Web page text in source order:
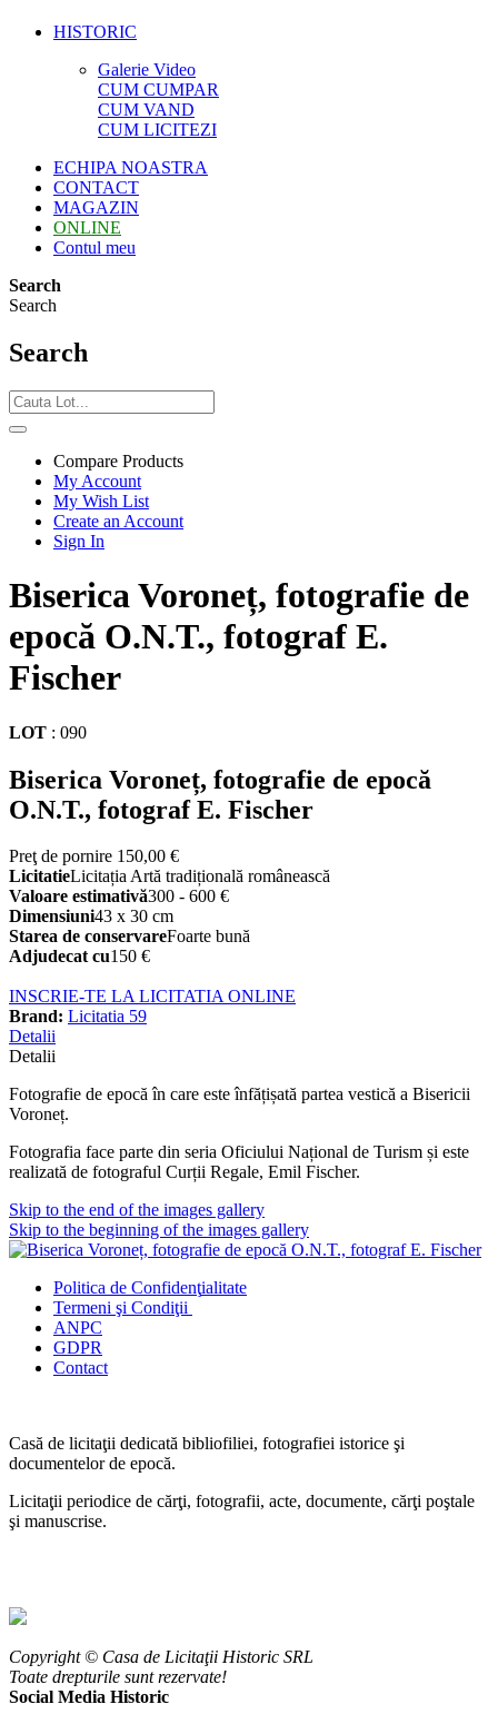
HISTORIC
Galerie Video
CUM CUMPAR
CUM VAND
CUM LICITEZI
ECHIPA NOASTRA
CONTACT
MAGAZIN
ONLINE
Contul meu
Search
Search
Search
Compare Products
My Account
My Wish List
Create an Account
Sign In
Biserica Voroneț, fotografie de
epocă O.N.T., fotograf E.
Fischer
LOT : 090
Biserica Voroneț, fotografie de epocă
O.N.T., fotograf E. Fischer
Preţ de pornire 150,00 €
LicitatieLicitația Artă tradițională românească
Valoare estimativă300 - 600 €
Dimensiuni43 x 30 cm
Starea de conservareFoarte bună
Adjudecat cu150 €
INSCRIE-TE LA LICITATIA ONLINE
Brand: Licitatia 59
Detalii
Detalii
Fotografie de epocă în care este înfățișată partea vestică a Bisericii
Voroneț.
Fotografia face parte din seria Oficiului Național de Turism și este
realizată de fotograful Curții Regale, Emil Fischer.
Skip to the end of the images gallery
Skip to the beginning of the images gallery
Politica de Confidenţialitate
Termeni şi Condiţii
ANPC
GDPR
Contact
Casă de licitaţii dedicată bibliofiliei, fotografiei istorice şi
documentelor de epocă.
Licitaţii periodice de cărţi, fotografii, acte, documente, cărţi poştale
şi manuscrise.
Copyright © Casa de Licitaţii Historic SRL
Toate drepturile sunt rezervate!
Social Media Historic